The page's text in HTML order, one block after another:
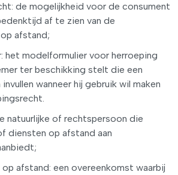
de mogelijkheid voor de consument
af te zien van de
afstand;
het modelformulier voor herroeping
ter beschikking stelt die een
wanneer hij gebruik wil maken
natuurlijke of rechtspersoon die
diensten op afstand aan
afstand: een overeenkomst waarbij